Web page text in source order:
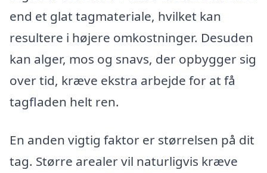
end et glat tagmateriale, hvilket kan
resultere i højere omkostninger. Desuden
kan alger, mos og snavs, der opbygger sig
over tid, kræve ekstra arbejde for at få
tagfladen helt ren.
En anden vigtig faktor er størrelsen på dit
tag. Større arealer vil naturligvis kræve